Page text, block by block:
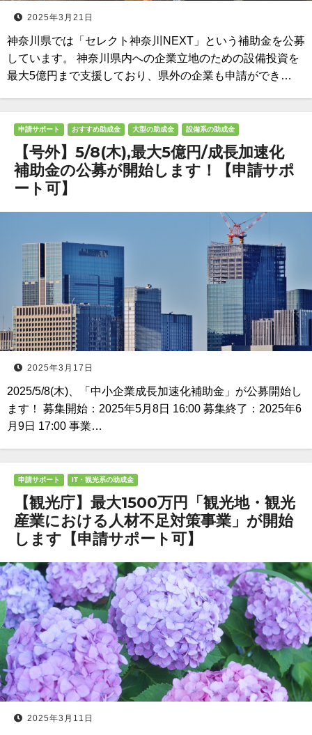
2025年3月21日
神奈川県では「セレクト神奈川NEXT」という補助金を公募
しています。 神奈川県内への企業立地のための設備投資を
最大5億円まで支援しており、県外の企業も申請ができ…
申請サポート おすすめ助成金 大型の助成金 設備系の助成金
【号外】5/8(木),最大5億円/成長加速化
補助金の公募が開始します！【申請サポ
ート可】
2025年3月17日
2025/5/8(木)、「中小企業成長加速化補助金」が公募開始し
ます！ 募集開始：2025年5月8日 16:00 募集終了：2025年6
月9日 17:00 事業…
申請サポート IT・観光系の助成金
【観光庁】最大1500万円「観光地・観光
産業における人材不足対策事業」が開始
します【申請サポート可】
2025年3月11日